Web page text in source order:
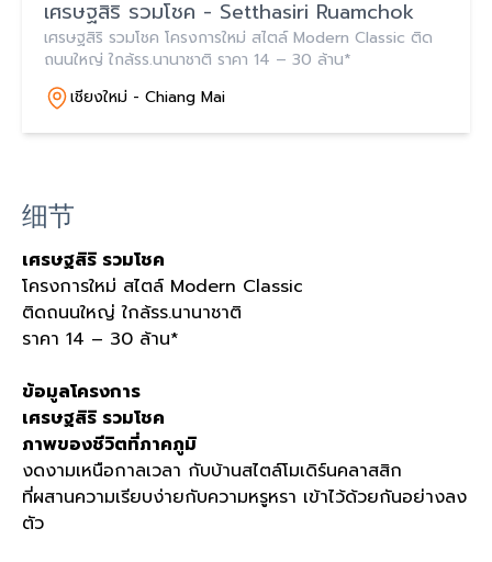
เศรษฐสิริ รวมโชค - Setthasiri Ruamchok
เศรษฐสิริ รวมโชค โครงการใหม่ สไตล์ Modern Classic ติด
ถนนใหญ่ ใกล้รร.นานาชาติ ราคา 14 – 30 ล้าน*
เชียงใหม่ - Chiang Mai
细节
เศรษฐสิริ รวมโชค
โครงการใหม่ สไตล์ Modern Classic
ติดถนนใหญ่ ใกล้รร.นานาชาติ
ราคา 14 – 30 ล้าน*
ข้อมูลโครงการ
เศรษฐสิริ รวมโชค
ภาพของชีวิตที่ภาคภูมิ
งดงามเหนือกาลเวลา กับบ้านสไตล์โมเดิร์นคลาสสิก
ที่ผสานความเรียบง่ายกับความหรูหรา เข้าไว้ด้วยกันอย่างลง
ตัว